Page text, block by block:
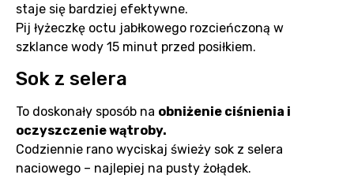
staje się bardziej efektywne.
Pij łyżeczkę octu jabłkowego rozcieńczoną w
szklance wody 15 minut przed posiłkiem.
Sok z selera
To doskonały sposób na obniżenie ciśnienia i
oczyszczenie wątroby.
Codziennie rano wyciskaj świeży sok z selera
naciowego – najlepiej na pusty żołądek.